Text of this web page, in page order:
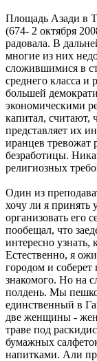
Площадь Азади в
(674- 2 октября
радовала. В
многие из них
сложившимися в
среднего класса
большей
экономическими
капитал, считают,
представляет их
иранцев тревожат
безработицы.
религиозных
Один из
хочу ли я принять
организовать его
пообещал, что
интересно узнать,
Естественно, я
городом и
знакомого. Но на
полдень. Мы
единственный в
две женщины -
траве под
бумажных
напитками. Али